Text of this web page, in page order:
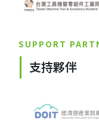
SUPPORT
支持夥伴